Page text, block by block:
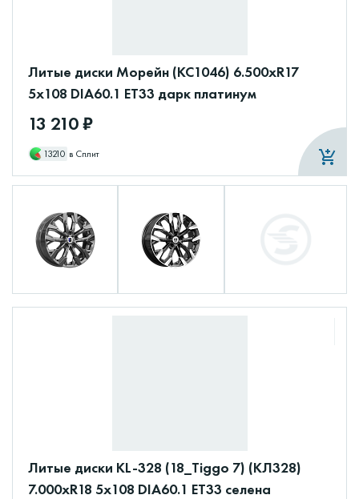
Литые диски Морейн (КС1046) 6.500xR17
5x108 DIA60.1 ET33 дарк платинум
13 210 ₽
13210 в Сплит
Литые диски KL-328 (18_Tiggo 7) (КЛ328)
7.000xR18 5x108 DIA60.1 ET33 селена